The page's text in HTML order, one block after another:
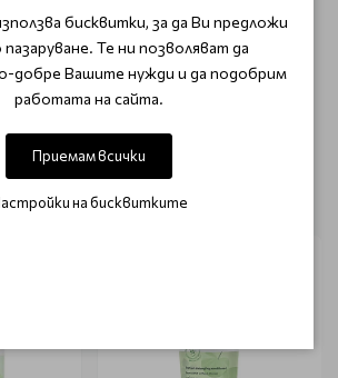
продукт няма отзиви.
НАПИШЕТЕ ОТЗИВ
ОТ КАТЕГОРИЯТА
бисквитки, за да Ви предложи
Те ни позволяват да
добре Вашите нужди и да подобрим
работата на сайта.
Приемам всички
на бисквитките